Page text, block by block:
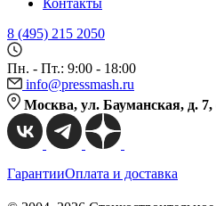
8 (495) 215 2050
Пн. - Пт.: 9:00 - 18:00
info@pressmash.ru
Москва, ул. Бауманская, д. 7,
ГарантииОплата и доставка